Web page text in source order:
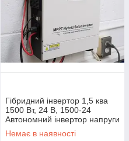
найкращі ціни на
Гібридний інвертор 1,5 ква
1500 Вт, 24 В, 1500-24
Автономний інвертор напруги
1,5KW
Немає в наявності